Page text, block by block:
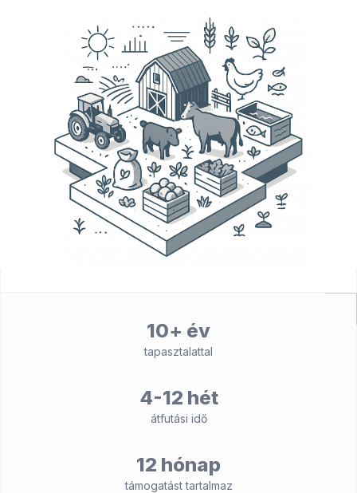
10+ év
tapasztalattal
4-12 hét
átfutási idő
12 hónap
támogatást tartalmaz